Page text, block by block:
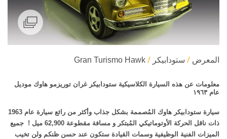
المعرض ستودابيكر Gran Turismo Hawk
معلومات عن هذه السيارة الكلاسيكية ستودابيكر غران توريزمو هاوك موديل
عام ١٩٦٣
سيارة ستودابيكر هاوك المُصممة بشكل جذاب وأكثر من رائع سيارة عام 1963
ذات ناقل الحركة الأوتوماتيكي المُبتكر و
مسافة مقطوعة 62,900 ميل ! جميع
الميزات الفنية الوظيفية وسمات القيادة ستكون عند حسن ظنكم ولن تخيب